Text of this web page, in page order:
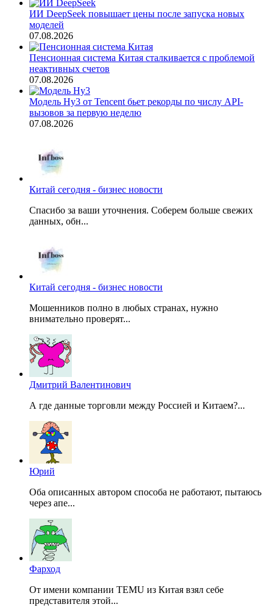
ИИ DeepSeek повышает цены после запуска новых
моделей
07.08.2026
Пенсионная система Китая сталкивается с проблемой
неактивных счетов
07.08.2026
Модель Hy3 от Tencent бьет рекорды по числу API-
вызовов за первую неделю
07.08.2026
Китай сегодня - бизнес новости
Спасибо за ваши уточнения. Соберем больше свежих
данных, обн...
Китай сегодня - бизнес новости
Мошенников полно в любых странах, нужно
внимательно проверят...
Дмитрий Валентинович
А где данные торговли между Россией и Китаем?...
Юрий
Оба описанных автором способа не работают, пытаюсь
через апе...
Фарход
От имени компании TEMU из Китая взял себе
представителя этой...